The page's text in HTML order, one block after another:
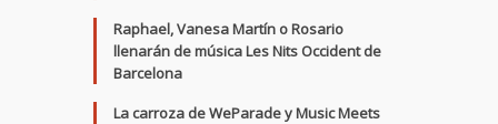
Raphael, Vanesa Martín o Rosario
llenarán de música Les Nits Occident de
Barcelona
La carroza de WeParade y Music Meets